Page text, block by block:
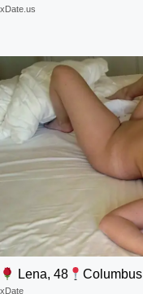
xDate.us
Lena, 48 Columbus
xDate